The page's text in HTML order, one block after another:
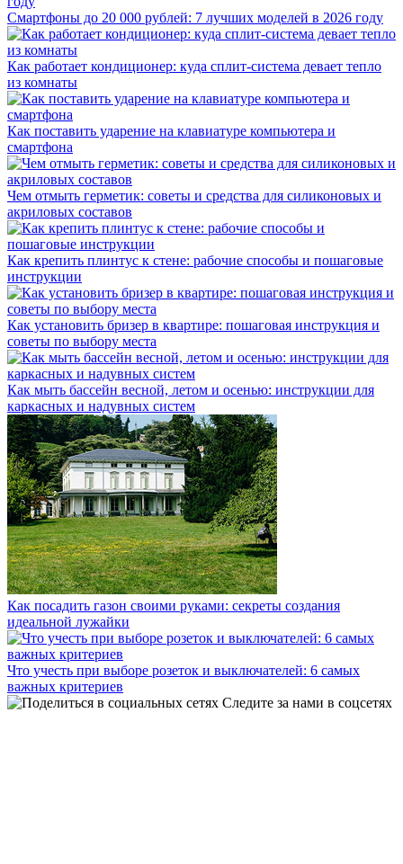
Смартфоны до 20 000 рублей: 7 лучших моделей в 2026 году
Как работает кондиционер: куда сплит-система девает тепло
из комнаты
Как поставить ударение на клавиатуре компьютера и
смартфона
Чем отмыть герметик: советы и средства для силиконовых и
акриловых составов
Как крепить плинтус к стене: рабочие способы и пошаговые
инструкции
Как установить бризер в квартире: пошаговая инструкция и
советы по выбору места
Как мыть бассейн весной, летом и осенью: инструкции для
каркасных и надувных систем
Как посадить газон своими руками: секреты создания
идеальной лужайки
Что учесть при выборе розеток и выключателей: 6 самых
важных критериев
Следите за нами в соцсетях